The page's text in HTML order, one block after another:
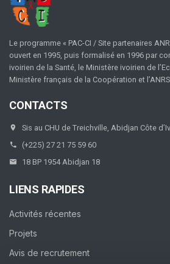
Le programme « PAC-CI / Site partenaires
ouvert en 1995, puis formalisé en 1996 par
ivoirien de la Santé, le Ministère ivoirien de
Ministère français de la Coopération et l’ANRS.
CONTACTS
Sis au CHU de Treichville, Abidjan Côte
(+225) 27 21 75 59 60
18 BP 1954 Abidjan 18
LIENS RAPIDES
Activités récentes
Projets
Avis de recrutement